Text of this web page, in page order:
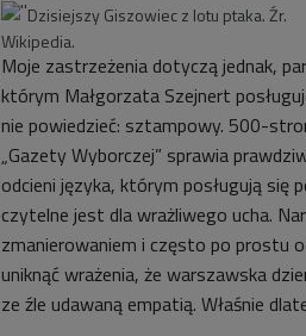
Dzisiejszy Giszowiec z lotu ptaka. Źr.
Wikipedia.
Moje zastrzeżenia dotyczą jednak,
którym Małgorzata Szejnert
nie powiedzieć: sztampowy. 500-
„Gazety Wyborczej” sprawia
odcieni języka, którym posługują się
czytelne jest dla wrażliwego ucha.
zmanierowaniem i często po prostu
uniknąć wrażenia, że warszawska
ze źle udawaną empatią. Właśnie